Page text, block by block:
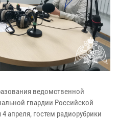
ведомственной
гвардии Российской
апреля, гостем радиорубрики